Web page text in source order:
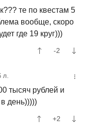
те по квестам 5
вообще, скоро
где 19 круг)))
-2
л.
тысяч рублей и
день)))))
+2